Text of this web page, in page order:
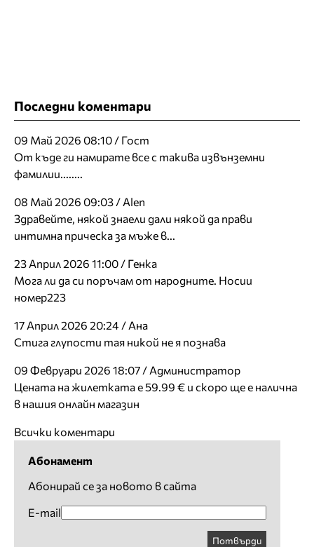
Последни коментари
09 Май 2026 08:10 / Гост
От къде ги намирате все с такива извънземни
фамилии........
08 Май 2026 09:03 / Alen
Здравейте, някой знаели дали някой да прави
интимна прическа за мъже в...
23 Април 2026 11:00 / Генка
Мога ли да си поръчам от народните. Носии
номер223
17 Април 2026 20:24 / Ана
Стига глупости тая никой не я познава
09 Февруари 2026 18:07 / Администратор
Цената на жилетката е 59.99 € и скоро ще е налична
в нашия онлайн магазин
Всички коментари
Абонамент
Абонирай се за новото в сайта
E-mail
Потвърди